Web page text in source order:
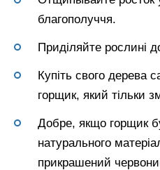
благополуччя.
Приділяйте рослині
Купіть свого дерева
горщик, який тільки
Добре, якщо горщик
натурального
прикрашений